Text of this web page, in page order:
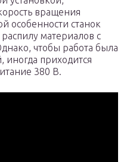
вращения
особенности станок
материалов с
чтобы работа была
иногда приходится
380 В.